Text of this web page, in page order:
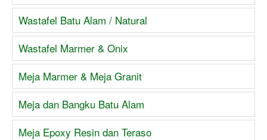
Wastafel Batu Alam / Natural
Wastafel Marmer & Onix
Meja Marmer & Meja Granit
Meja dan Bangku Batu Alam
Meja Epoxy Resin dan Teraso